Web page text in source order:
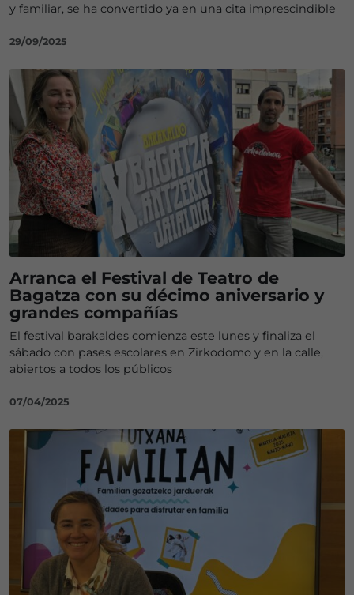
y familiar, se ha convertido ya en una cita imprescindible
29/09/2025
Arranca el Festival de Teatro de
Bagatza con su décimo aniversario y
grandes compañías
El festival barakaldes comienza este lunes y finaliza el
sábado con pases escolares en Zirkodomo y en la calle,
abiertos a todos los públicos
07/04/2025